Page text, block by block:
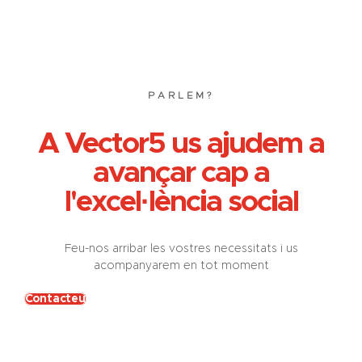
PARLEM?
A Vector5 us ajudem a
avançar cap a
l'excel·lència social
Feu-nos arribar les vostres necessitats i us
acompanyarem en tot moment
Contacteu